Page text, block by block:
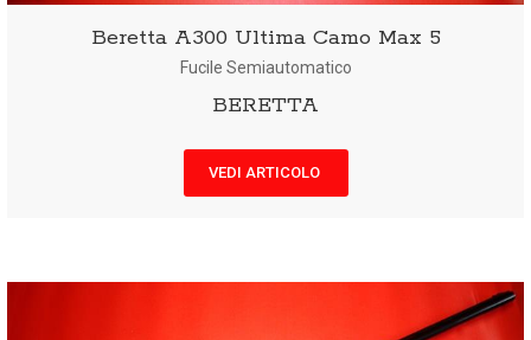
Beretta A300 Ultima Camo Max 5
Fucile Semiautomatico
BERETTA
VEDI ARTICOLO